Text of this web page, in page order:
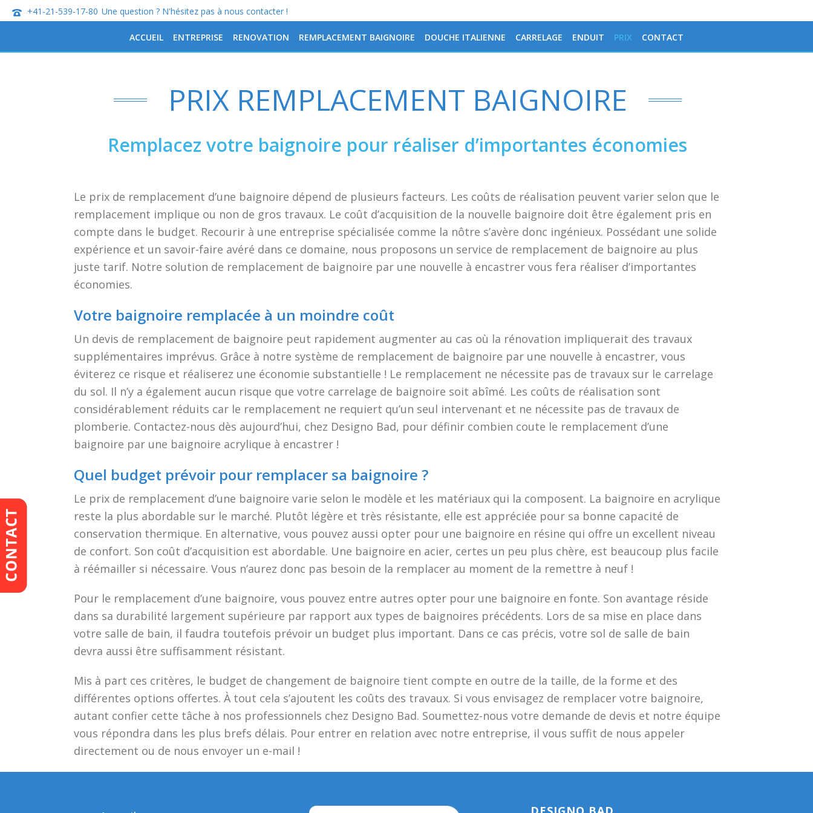
+41-21-539-17-80 Une question ? N'hésitez pas à nous contacter !
ACCUEIL ENTREPRISE RENOVATION REMPLACEMENT BAIGNOIRE DOUCHE ITALIENNE CARRELAGE ENDUIT PRIX CONTACT
PRIX REMPLACEMENT BAIGNOIRE
Remplacez votre baignoire pour réaliser d’importantes économies
Le prix de remplacement d’une baignoire dépend de plusieurs facteurs. Les coûts de réalisation peuvent varier selon que le
remplacement implique ou non de gros travaux. Le coût d’acquisition de la nouvelle baignoire doit être également pris en
compte dans le budget. Recourir à une entreprise spécialisée comme la nôtre s’avère donc ingénieux. Possédant une solide
expérience et un savoir-faire avéré dans ce domaine, nous proposons un service de remplacement de baignoire au plus
juste tarif. Notre solution de remplacement de baignoire par une nouvelle à encastrer vous fera réaliser d’importantes
économies.
Votre baignoire remplacée à un moindre coût
Un devis de remplacement de baignoire peut rapidement augmenter au cas où la rénovation impliquerait des travaux
supplémentaires imprévus. Grâce à notre système de remplacement de baignoire par une nouvelle à encastrer, vous
éviterez ce risque et réaliserez une économie substantielle ! Le remplacement ne nécessite pas de travaux sur le carrelage
du sol. Il n’y a également aucun risque que votre carrelage de baignoire soit abîmé. Les coûts de réalisation sont
considérablement réduits car le remplacement ne requiert qu’un seul intervenant et ne nécessite pas de travaux de
plomberie. Contactez-nous dès aujourd’hui, chez Designo Bad, pour définir combien coute le remplacement d’une
baignoire par une baignoire acrylique à encastrer !
Quel budget prévoir pour remplacer sa baignoire ?
Le prix de remplacement d’une baignoire varie selon le modèle et les matériaux qui la composent. La baignoire en acrylique
reste la plus abordable sur le marché. Plutôt légère et très résistante, elle est appréciée pour sa bonne capacité de
conservation thermique. En alternative, vous pouvez aussi opter pour une baignoire en résine qui offre un excellent niveau
de confort. Son coût d’acquisition est abordable. Une baignoire en acier, certes un peu plus chère, est beaucoup plus facile
à réémailler si nécessaire. Vous n’aurez donc pas besoin de la remplacer au moment de la remettre à neuf !
Pour le remplacement d’une baignoire, vous pouvez entre autres opter pour une baignoire en fonte. Son avantage réside
dans sa durabilité largement supérieure par rapport aux types de baignoires précédents. Lors de sa mise en place dans
votre salle de bain, il faudra toutefois prévoir un budget plus important. Dans ce cas précis, votre sol de salle de bain
devra aussi être suffisamment résistant.
Mis à part ces critères, le budget de changement de baignoire tient compte en outre de la taille, de la forme et des
différentes options offertes. À tout cela s’ajoutent les coûts des travaux. Si vous envisagez de remplacer votre baignoire,
autant confier cette tâche à nos professionnels chez Designo Bad. Soumettez-nous votre demande de devis et notre équipe
vous répondra dans les plus brefs délais. Pour entrer en relation avec notre entreprise, il vous suffit de nous appeler
directement ou de nous envoyer un e-mail !